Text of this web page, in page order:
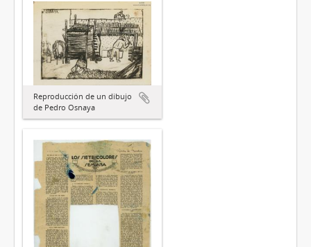
Reproducción de un dibujo
de Pedro Osnaya